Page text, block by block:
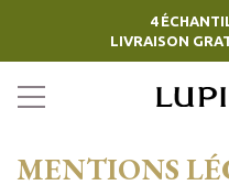
4
LIVRAISON
MENTIONS